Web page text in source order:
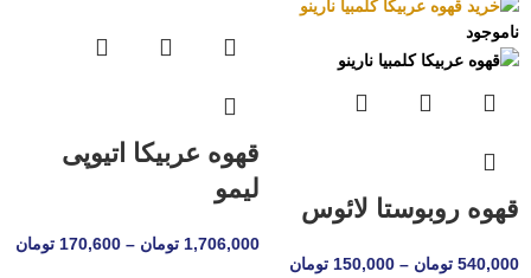
ناموجود
قهوه روبوستا لائوس
540,000 تومان –
150,000 تومان
قهوه عربیکا اتیوپی
لیمو
1,706,000 تومان –
170,600 تومان